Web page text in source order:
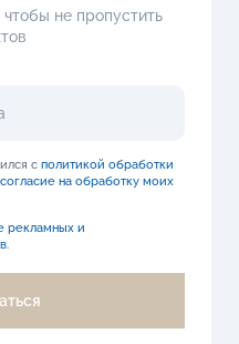
не пропустить
с политикой обработки
согласие на обработку моих
рекламных и
.